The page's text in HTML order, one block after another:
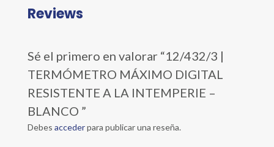
Reviews
Sé el primero en valorar “12/432/3 |
TERMÓMETRO MÁXIMO DIGITAL
RESISTENTE A LA INTEMPERIE –
BLANCO ”
Debes accederpara publicar una reseña.